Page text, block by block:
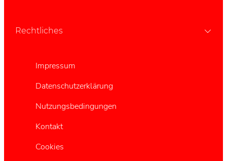
Rechtliches
Impressum
Datenschutzerklärung
Nutzungsbedingungen
Kontakt
Cookies